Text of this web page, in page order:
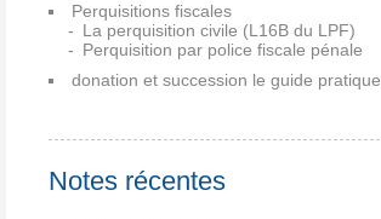
Perquisitions fiscales
La perquisition civile (L16B du LPF)
Perquisition par police fiscale pénale
donation et succession le guide pratique
Notes récentes